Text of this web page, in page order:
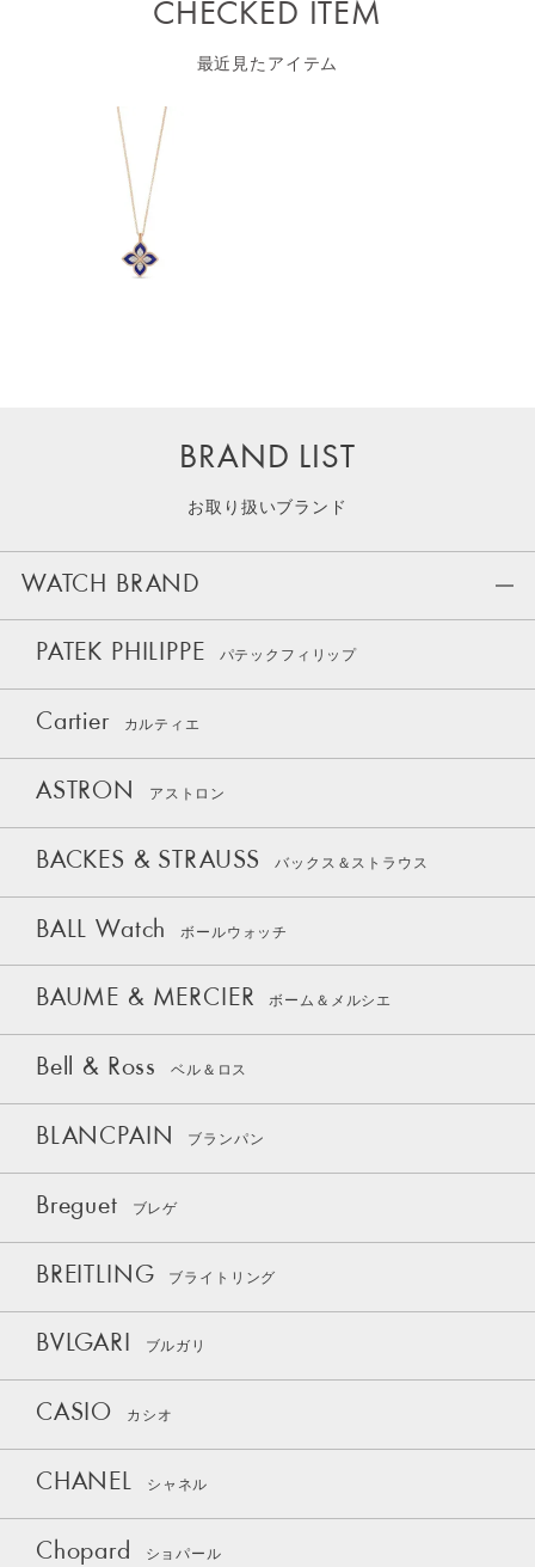
CHECKED ITEM
最近見たアイテム
BRAND LIST
お取り扱いブランド
WATCH BRAND
PATEK PHILIPPE パテックフィリップ
Cartier カルティエ
ASTRON アストロン
BACKES & STRAUSS バックス＆ストラウス
BALL Watch ボールウォッチ
BAUME & MERCIER ボーム＆メルシエ
Bell & Ross ベル＆ロス
BLANCPAIN ブランパン
Breguet ブレゲ
BREITLING ブライトリング
BVLGARI ブルガリ
CASIO カシオ
CHANEL シャネル
Chopard ショパール